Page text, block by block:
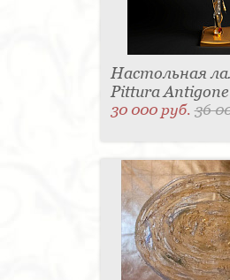
Настольная
Pittura
30 000 руб.36